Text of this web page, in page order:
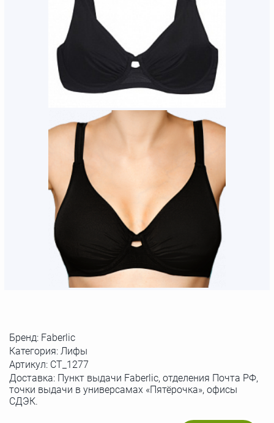
Бренд: Faberlic
Категория: Лифы
Артикул: СТ_1277
Доставка: Пункт выдачи Faberlic, отделения Почта РФ,
точки выдачи в универсамах «Пятёрочка», офисы
СДЭК.